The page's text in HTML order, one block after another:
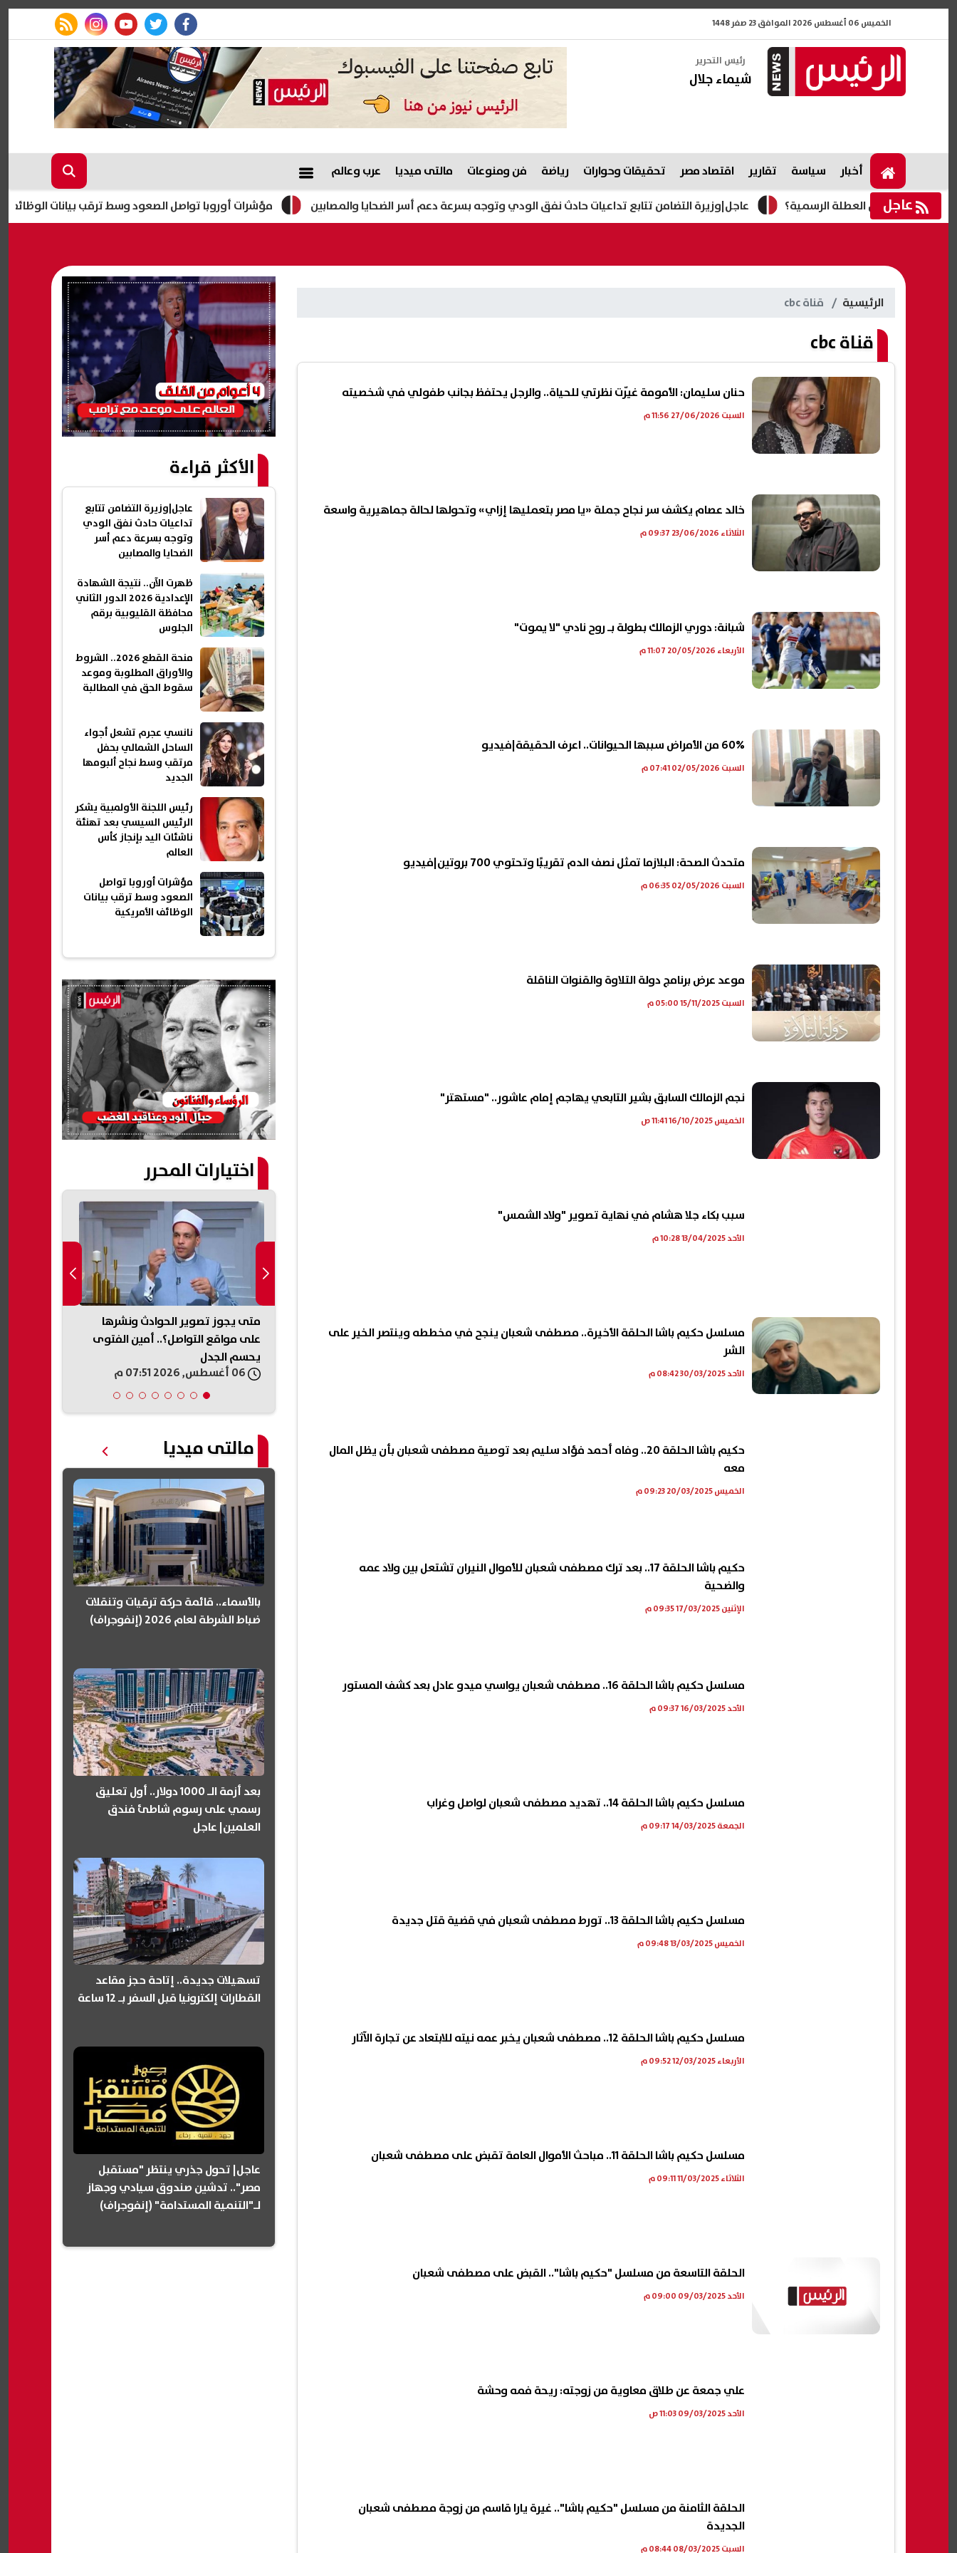
الخميس 06 أغسطس 2026 الموافق 23 صفر 1448
facebook
twitter
youtube
instagram
rss feed
رئيس التحرير
شيماء جلال
أخبار سياسة تقارير اقتصاد مصر تحقيقات وحوارات رياضة فن ومنوعات مالتى ميديا عرب وعالم
عاجل مؤشرات أوروبا تواصل الصعود وسط ترقب بيانات الوظائف الأمريكية عاجل|وزيرة التضامن تتابع تداعيات حادث نفق الودي وتوجه بسرعة دعم أسر الضحايا والمصابين
الرئيسية قناة cbc
قناة cbc
حنان سليمان: الأمومة غيّرت نظرتي للحياة.. والرجل يحتفظ بجانب طفولي في شخصيته
السبت 27/06/2026 11:56 م
خالد عصام يكشف سر نجاح جملة «يا مصر بتعمليها إزاي» وتحولها لحالة جماهيرية واسعة
الثلاثاء 23/06/2026 09:37 م
شبانة: دوري الزمالك بطولة بـ روح نادي "لا يموت"
الأربعاء 20/05/2026 11:07 م
60% من الأمراض سببها الحيوانات.. اعرف الحقيقة|فيديو
السبت 02/05/2026 07:41 م
متحدث الصحة: البلازما تمثل نصف الدم تقريبًا وتحتوي 700 بروتين|فيديو
السبت 02/05/2026 06:35 م
موعد عرض برنامج دولة التلاوة والقنوات الناقلة
السبت 15/11/2025 05:00 م
نجم الزمالك السابق بشير التابعي يهاجم إمام عاشور.. "مستهتر"
الخميس 16/10/2025 11:41 ص
سبب بكاء جلا هشام في نهاية تصوير "ولاد الشمس"
الأحد 13/04/2025 10:28 م
مسلسل حكيم باشا الحلقة الأخيرة.. مصطفى شعبان ينجح في مخططه وينتصر الخير على
الشر
الأحد 30/03/2025 08:42 م
حكيم باشا الحلقة 20.. وفاه أحمد فؤاد سليم بعد توصية مصطفى شعبان بأن يظل المال
معه
الخميس 20/03/2025 09:23 م
حكيم باشا الحلقة 17.. بعد ترك مصطفى شعبان للأموال النيران تشتعل بين ولاد عمه
والضحية
الإثنين 17/03/2025 09:35 م
مسلسل حكيم باشا الحلقة 16.. مصطفى شعبان يواسي ميدو عادل بعد كشف المستور
الأحد 16/03/2025 09:37 م
مسلسل حكيم باشا الحلقة 14.. تهديد مصطفى شعبان لواصل وغراب
الجمعة 14/03/2025 09:17 م
مسلسل حكيم باشا الحلقة 13.. تورط مصطفى شعبان في قضية قتل جديدة
الخميس 13/03/2025 09:48 م
مسلسل حكيم باشا الحلقة 12.. مصطفى شعبان يخبر عمه نيته للابتعاد عن تجارة الآثار
الأربعاء 12/03/2025 09:52 م
مسلسل حكيم باشا الحلقة 11.. مباحث الأموال العامة تقبض على مصطفى شعبان
الثلاثاء 11/03/2025 09:11 م
الحلقة التاسعة من مسلسل "حكيم باشا".. القبض على مصطفى شعبان
الأحد 09/03/2025 09:00 م
علي جمعة عن طلاق معاوية من زوجته: ريحة فمه وحشة
الأحد 09/03/2025 11:03 ص
الحلقة الثامنة من مسلسل "حكيم باشا".. غيرة يارا قاسم من زوجة مصطفى شعبان
الجديدة
السبت 08/03/2025 08:44 م
الأكثر قراءة
عاجل|وزيرة التضامن تتابع
تداعيات حادث نفق الودي
وتوجه بسرعة دعم أسر
الضحايا والمصابين
ظهرت الآن.. نتيجة الشهادة
الإعدادية 2026 الدور الثاني
محافظة القليوبية برقم
الجلوس
منحة القطع 2026.. الشروط
والأوراق المطلوبة وموعد
سقوط الحق في المطالبة
نانسي عجرم تشعل أجواء
الساحل الشمالي بحفل
مرتقب وسط نجاح ألبومها
الجديد
رئيس اللجنة الأولمبية يشكر
الرئيس السيسي بعد تهنئة
ناشئات اليد بإنجاز كأس
العالم
مؤشرات أوروبا تواصل
الصعود وسط ترقب بيانات
الوظائف الأمريكية
اختيارات المحرر
رئيس اللجنة الأولمبية يشكر الرئيس
السيسي بعد تهنئة ناشئات اليد بإنجاز
كأس العالم
06 أغسطس, 2026 07:34 م
بمركزي سنورس وأبشواي في
الشمالي بحفل مرتقب وسط نجاح
متى يجوز تصوير الحوادث ونشرها
على مواقع التواصل؟.. أمين الفتوى
يحسم الجدل
مالتى ميديا
بالأسماء.. قائمة حركة ترقيات وتنقلات
ضباط الشرطة لعام 2026 (إنفوجراف)
بعد أزمة الـ 1000 دولار.. أول تعليق
رسمي على رسوم شاطئ فندق
العلمين| عاجل
تسهيلات جديدة.. إتاحة حجز مقاعد
القطارات إلكترونيا قبل السفر بـ 12 ساعة
عاجل| تحول جذري ينتظر "مستقبل
مصر".. تدشين صندوق سيادي وجهاز
لـ"التنمية المستدامة" (إنفوجراف)